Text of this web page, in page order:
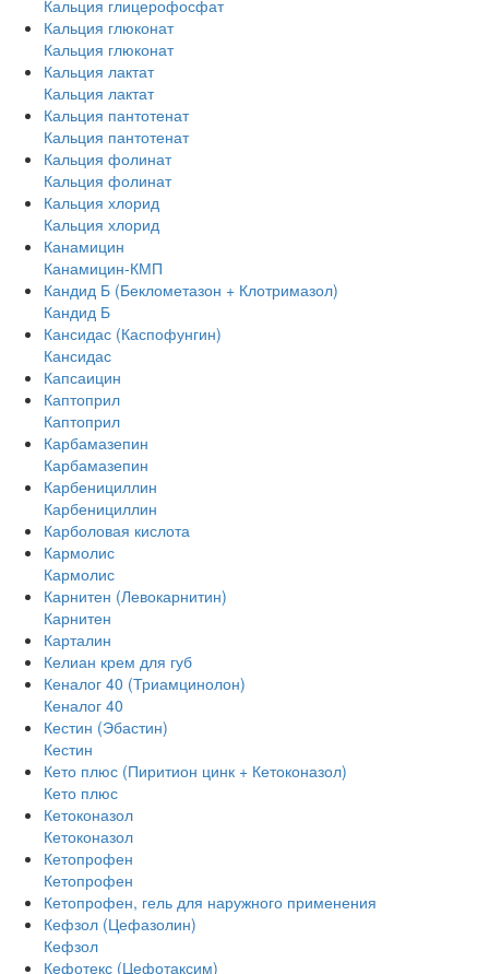
Кальция глицерофосфат
Кальция глюконат
Кальция глюконат
Кальция лактат
Кальция лактат
Кальция пантотенат
Кальция пантотенат
Кальция фолинат
Кальция фолинат
Кальция хлорид
Кальция хлорид
Канамицин
Канамицин-КМП
Кандид Б (Беклометазон + Клотримазол)
Кандид Б
Кансидас (Каспофунгин)
Кансидас
Капсаицин
Каптоприл
Каптоприл
Карбамазепин
Карбамазепин
Карбенициллин
Карбенициллин
Карболовая кислота
Кармолис
Кармолис
Карнитен (Левокарнитин)
Карнитен
Карталин
Келиан крем для губ
Кеналог 40 (Триамцинолон)
Кеналог 40
Кестин (Эбастин)
Кестин
Кето плюс (Пиритион цинк + Кетоконазол)
Кето плюс
Кетоконазол
Кетоконазол
Кетопрофен
Кетопрофен
Кетопрофен, гель для наружного применения
Кефзол (Цефазолин)
Кефзол
Кефотекс (Цефотаксим)